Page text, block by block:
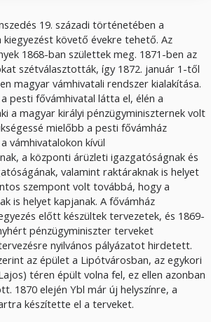
19. századi történetében a
követő évekre tehető. Az
1868-ban születtek meg. 1871-ben az
szétválasztották, így 1872. január 1-től
magyar vámhivatali rendszer kialakítása.
pesti fővámhivatal látta el, élén a
a magyar királyi pénzügyminiszternek volt
mielőbb a pesti fővámház
vámhivatalokon kívül
a központi árüzleti igazgatóságnak és
valamint raktáraknak is helyet
szempont volt továbbá, hogy a
is helyet kapjanak. A fővámház
előtt készültek tervezetek, és 1869-
pénzügyminiszter terveket
nyilvános pályázatot hirdetett.
az épület a Lipótvárosban, az egykori
téren épült volna fel, ez ellen azonban
1870 elején Ybl már új helyszínre, a
készítette el a terveket.